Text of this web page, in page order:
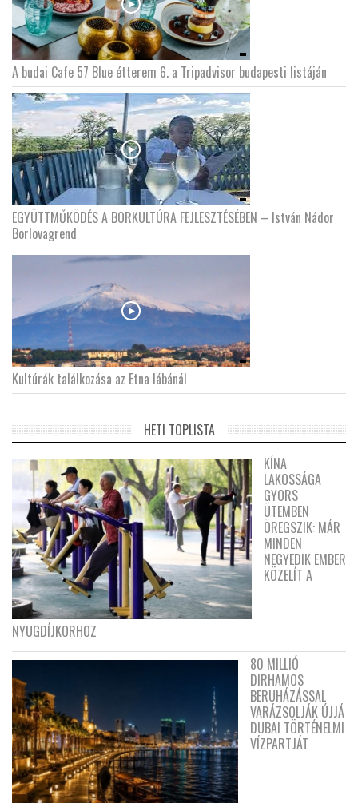
A budai Cafe 57 Blue étterem 6. a Tripadvisor budapesti listáján
EGYÜTTMŰKÖDÉS A BORKULTÚRA FEJLESZTÉSÉBEN – István Nádor
Borlovagrend
Kultúrák találkozása az Etna lábánál
HETI TOPLISTA
KÍNA
LAKOSSÁGA
GYORS
ÜTEMBEN
ÖREGSZIK: MÁR
MINDEN
NEGYEDIK EMBER
KÖZELÍT A
NYUGDÍJKORHOZ
80 MILLIÓ
DIRHAMOS
BERUHÁZÁSSAL
VARÁZSOLJÁK ÚJJÁ
DUBAI TÖRTÉNELMI
VÍZPARTJÁT